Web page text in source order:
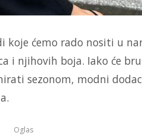
koje ćemo rado nositi u
i njihovih boja. Iako će
sezonom, modni
Oglas